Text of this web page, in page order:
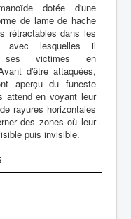
dotée d'une
de lame de hache
rétractables dans les
avec lesquelles il
ses victimes en
d'être attaquées,
aperçu du funeste
attend en voyant leur
rayures horizontales
des zones où leur
puis invisible.